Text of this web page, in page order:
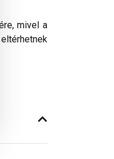
mivel a